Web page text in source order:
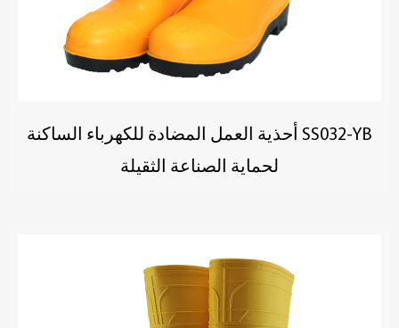
SS032-YB أحذية العمل المضادة للكهرباء الساكنة
لحماية الصناعة الثقيلة